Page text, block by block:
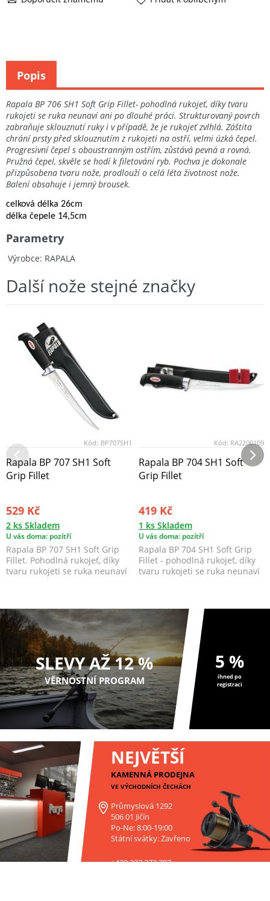
Rapala BP 706 SH1 Soft Grip Fillet- pohodlná rukojeť, díky tvaru
rukojeti se ruka neunaví ani po dlouhé práci. Strukturovaný povrch
zabraňuje sklouznutí ruky i v případě, že je rukojeť zvlhlá. Záštita
chrání prsty před sklouznutím z rukojeti na ostří, velmi úzká čepel.
Progresivní čepel s oboustranným ostřím, zůstává pevná a rovná.
Pružná čepel, skvěle se hodí k filetování ryb. Pochva je dokonale
přizpůsobena tvaru nože, prodlouží o celá léta životnost nože.
Balení obsahuje i jemný brousek.
celková délka 26cm
délka čepele 14,5cm
Výrobce RAPALA
Parametry
Popis
Další nože stejné značky
Kód: BP707SH1
Rapala BP 707 SH1 Soft
Grip Fillet
529 Kč
2 ks Skladem
U vás doma: pozítří
Rapala BP 707 SH1 Soft Grip
Fillet. Pohodlná rukojeť, díky
tvaru rukojeti se ruka neunaví
Kód: RA2200109
Rapala BP 704 SH1 Soft
Grip Fillet
419 Kč
1 ks Skladem
U vás doma: pozítří
Rapala BP 704 SH1 Soft Grip
Fillet - pohodlná rukojeť, díky
tvaru rukojeti se ruka neunaví
SLEVY AŽ 12 %
VĚRNOSTNÍ PROGRAM
5 %
ihned po
registraci
NEJVĚTŠÍ
KAMENNÁ PRODEJNA
VE VÝCHODNÍCH ČECHÁCH
Průmyslová 1292
506 01 Jičín
Po-Ne: 8:00-19:00
Státní svátky: Zavřeno
+420 227 272 797